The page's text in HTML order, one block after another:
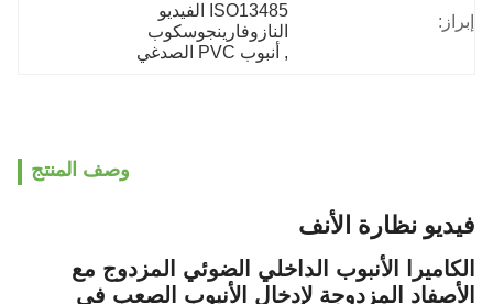
إبراز:
ISO13485 الفيديو
النازوفارينجوسكوب
, أنبوب PVC الصدغي
وصف المنتج
فيديو نظارة الأنف
الكاميرا الأنبوب الداخلي الضوئي المزدوج مع
الأصفاد المزدوجة لإدخال الأنبوب الصعب في